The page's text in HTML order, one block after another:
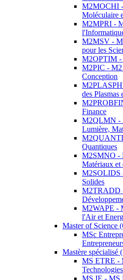
M2MOCHI
Moléculaire
M2MPRI -
M2MSV -
pour les
M2OPTIM -
M2PIC - M2
Conception
des Plasmas
Finance
M2QLMN -
Lumière,
Quantiques
M2SMNO -
Matériaux et
M2SOLIDS
Solides
M2TRADD
M2WAPE -
l'Air et
Master of Science
MSc
Mastère spécialisé
MS ETRE -
MS IE - MS